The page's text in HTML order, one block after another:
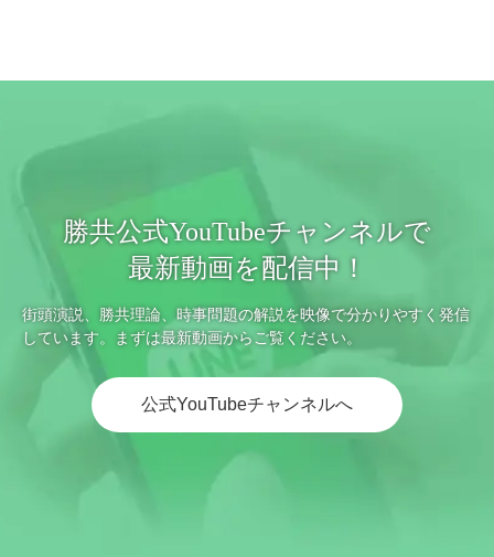
勝共公式YouTubeチャンネルで
最新動画を配信中！
街頭演説、勝共理論、時事問題の解説を映像で分かりやすく発信
しています。まずは最新動画からご覧ください。
公式YouTubeチャンネルへ